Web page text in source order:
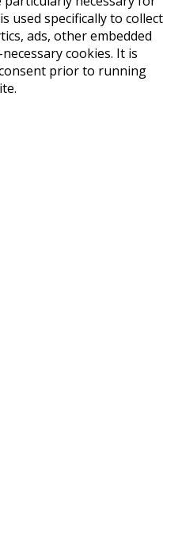
used specifically to collect
ads, other embedded
cookies. It is
prior to running